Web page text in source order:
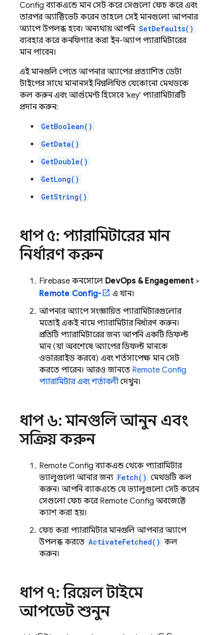
Config ব্যাকএন্ডে মান সেট করে, সেগুলো ফেচ করে এবং
তারপর অ্যাক্টিভেট করেন, তাহলে সেই মানগুলো আপনার
অ্যাপে উপলব্ধ হবে। অন্যথায়, আপনি SetDefaults()
ব্যবহার করে কনফিগার করা ইন-অ্যাপ প্যারামিটারের
মান পাবেন।
এই মানগুলি পেতে, আপনার অ্যাপের প্রত্যাশিত ডেটা
টাইপের সাথে মানানসই নিম্নলিখিত যেকোনো মেথডকে
কল করুন এবং আর্গুমেন্ট হিসেবে 'key' প্যারামিটারটি
প্রদান করুন:
GetBoolean()
GetData()
GetDouble()
GetLong()
GetString()
ধাপ ৫: প্যারামিটারের মান
নির্ধারণ করুন
Firebase কনসোলে, DevOps & Engagement>
Remote Config-
এ যান।
আপনার অ্যাপে সংজ্ঞায়িত প্যারামিটারগুলোর
মতোই একই নামে প্যারামিটার নির্ধারণ করুন।
প্রতিটি প্যারামিটারের জন্য, আপনি একটি ডিফল্ট
মান (যা অবশেষে অ্যাপের ডিফল্ট মানকে
ওভাররাইড করবে) এবং শর্তসাপেক্ষ মান সেট
করতে পারেন। আরও জানতে, Remote Config
প্যারামিটার এবং শর্তাবলীদেখুন।
ধাপ ৬: মানগুলি আনুন এবং
সক্রিয় করুন
Remote Config ব্যাকএন্ড থেকে প্যারামিটার
ভ্যালুগুলো আনার জন্য, Fetch() মেথডটি কল
করুন। আপনি ব্যাকএন্ডে যে ভ্যালুগুলো সেট করেন,
সেগুলো ফেচ করে Remote Config অবজেক্টে
ক্যাশ করা হয়।
ফেচ করা প্যারামিটার মানগুলি আপনার অ্যাপে
উপলব্ধ করতে, ActivateFetched() কল
করুন।
ধাপ ৭: রিয়েল টাইমে
আপডেট শুনুন